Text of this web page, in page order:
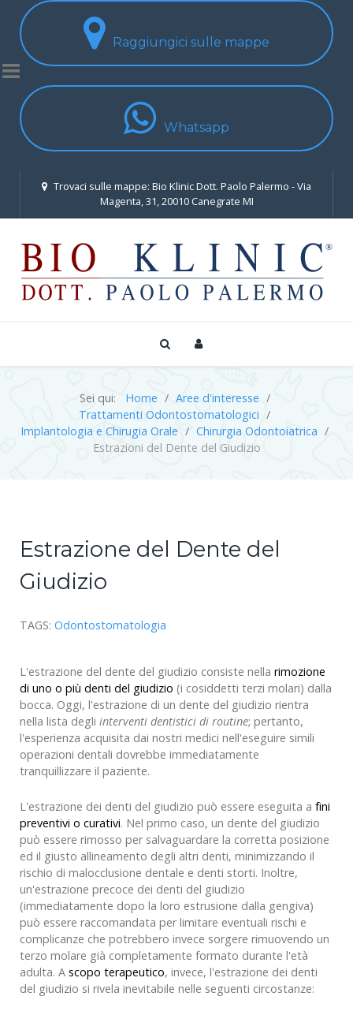
Raggiungici sulle mappe
Whatsapp
Trovaci sulle mappe: Bio Klinic Dott. Paolo Palermo - Via
Magenta, 31, 20010 Canegrate MI
Sei qui: Home
Aree d'interesse
Trattamenti Odontostomatologici
Implantologia e Chirugia Orale
Chirurgia Odontoiatrica
Estrazioni del Dente del Giudizio
Estrazione del Dente del
Giudizio
TAGS: Odontostomatologia
L'estrazione del dente del giudizio consiste nella rimozione
di uno o più denti del giudizio (i cosiddetti terzi molari) dalla
bocca. Oggi, l'estrazione di un dente del giudizio rientra
nella lista degli interventi dentistici di routine; pertanto,
l'esperienza acquisita dai nostri medici nell'eseguire simili
operazioni dentali dovrebbe immediatamente
tranquillizzare il paziente.
L'estrazione dei denti del giudizio può essere eseguita a fini
preventivi o curativi. Nel primo caso, un dente del giudizio
può essere rimosso per salvaguardare la corretta posizione
ed il giusto allineamento degli altri denti, minimizzando il
rischio di malocclusione dentale e denti storti. Inoltre,
un'estrazione precoce dei denti del giudizio
(immediatamente dopo la loro estrusione dalla gengiva)
può essere raccomandata per limitare eventuali rischi e
complicanze che potrebbero invece sorgere rimuovendo un
terzo molare già completamente formato durante l'età
adulta. A scopo terapeutico, invece, l'estrazione dei denti
del giudizio si rivela inevitabile nelle seguenti circostanze: